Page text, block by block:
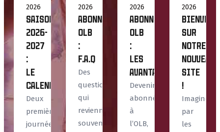
2026
SAISON
2026-
2027
:
le
calendrier
Deux
premières
journées
2026
Abonnement
OLB
:
F.A.Q
Des
questions
qui
reviennent
souvent,
2026
ABONNEMENT
OLB
:
les
avantages
Devenir
abonné
à
l’OLB,
2026
sur
notre
nouveau
site
!
Imaginé
par
les